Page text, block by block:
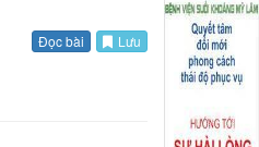
Đọc bài Lưu